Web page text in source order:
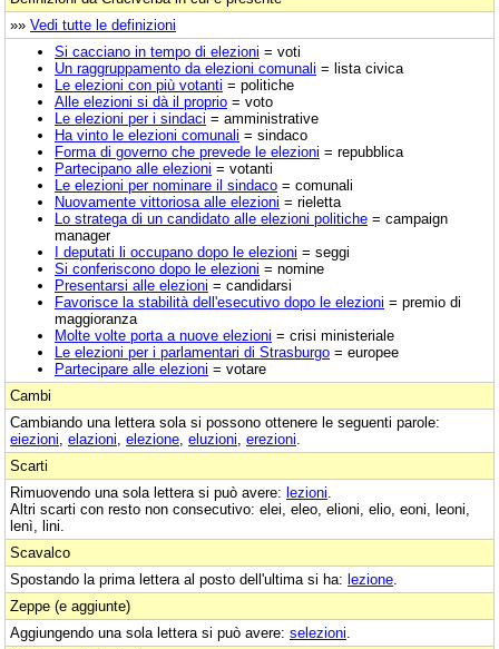
»» Vedi tutte le definizioni
Si cacciano in tempo di elezioni = voti
Un raggruppamento da elezioni comunali = lista civica
Le elezioni con più votanti = politiche
Alle elezioni si dà il proprio = voto
Le elezioni per i sindaci = amministrative
Ha vinto le elezioni comunali = sindaco
Forma di governo che prevede le elezioni = repubblica
Partecipano alle elezioni = votanti
Le elezioni per nominare il sindaco = comunali
Nuovamente vittoriosa alle elezioni = rieletta
Lo stratega di un candidato alle elezioni politiche = campaign
manager
I deputati li occupano dopo le elezioni = seggi
Si conferiscono dopo le elezioni = nomine
Presentarsi alle elezioni = candidarsi
Favorisce la stabilità dell'esecutivo dopo le elezioni = premio di
maggioranza
Molte volte porta a nuove elezioni = crisi ministeriale
Le elezioni per i parlamentari di Strasburgo = europee
Partecipare alle elezioni = votare
Cambi
Cambiando una lettera sola si possono ottenere le seguenti parole:
eiezioni elazioni elezione eluzioni erezioni
Scarti
Rimuovendo una sola lettera si può avere: lezioni
Altri scarti con resto non consecutivo: elei, eleo, elioni, elio, eoni, leoni,
lenì, lini.
Scavalco
Spostando la prima lettera al posto dell'ultima si ha: lezione
Zeppe (e aggiunte)
Aggiungendo una sola lettera si può avere: selezioni